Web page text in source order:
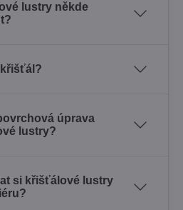
lustry někde
úprava
lustry?
si křišťálové lustry